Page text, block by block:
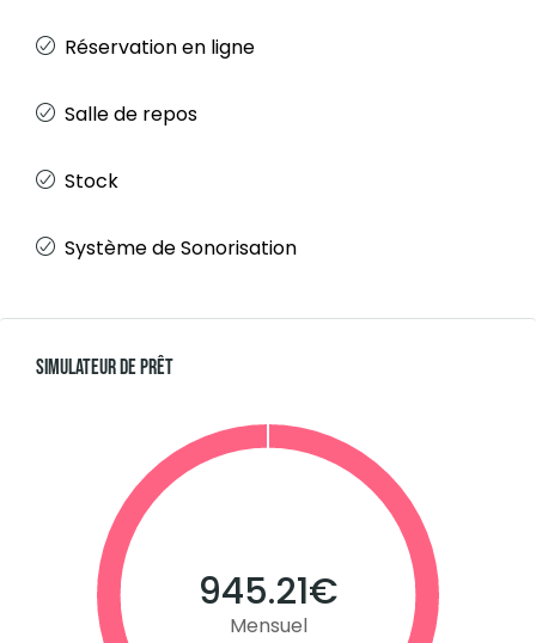
Réservation en ligne
Salle de repos
Stock
Système de Sonorisation
Simulateur De Prêt
945.21€
Mensuel